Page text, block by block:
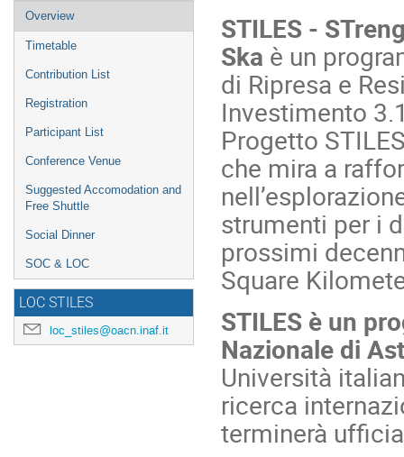
Event
menu
Overview
Timetable
Contribution List
Registration
Participant List
Conference Venue
Suggested Accomodation and
Free Shuttle
Social Dinner
SOC & LOC
LOC STILES
loc_stiles@oacn.inaf.it
STILES -
Ska è un
di Ripresa e
Investimento
Progetto
che mira a
strumenti per i
prossimi
Square
STILES è un
Nazionale di
Università
ricerca
terminerà